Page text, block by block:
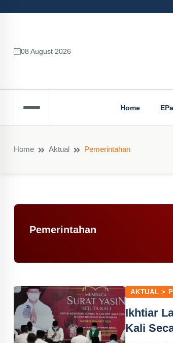
08 August 2026
Home
Home Aktual Pemerintahan
Pemerintahan
AKTUAL >
Ikhtiar
Kali